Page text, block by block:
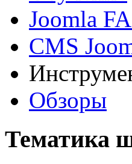
Joomla
CMS
Обзоры
Тематика